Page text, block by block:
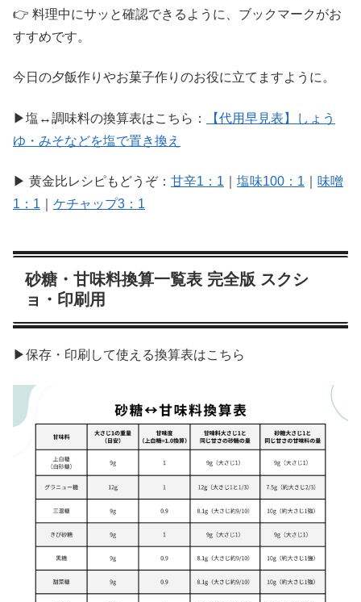
👉 料理中にサッと確認できるように、ブックマークがお
すすめです。
今日の夕飯作りやお菓子作りのお役に立てますように。
▶塩↔調味料の換算表はこちら：
【代用早見表】しょう
ゆ・みそなどを塩で置き換え
▶ 黄金比レシピもどうぞ： 甘辛1：1 塩味100：1
味噌
1：1
ケチャップ3：1
砂糖・甘味料換算一覧表 完全版 スクシ
ョ・印刷用
▶保存・印刷して使える換算表はこちら